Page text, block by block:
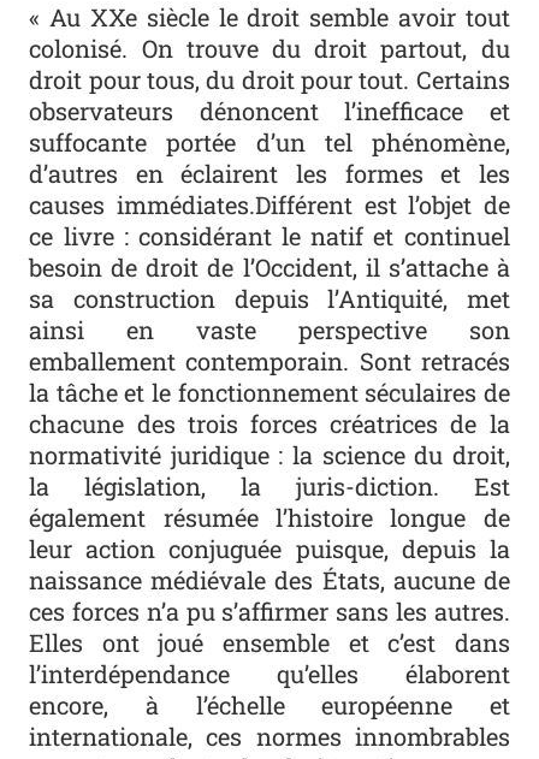
« Au XXe siècle le droit semble avoir tout
colonisé. On trouve du droit partout, du
droit pour tous, du droit pour tout. Certains
observateurs dénoncent l’inefficace et
suffocante portée d’un tel phénomène,
d’autres en éclairent les formes et les
causes immédiates.Différent est l’objet de
ce livre : considérant le natif et continuel
besoin de droit de l’Occident, il s’attache à
sa construction depuis l’Antiquité, met
ainsi en vaste perspective son
emballement contemporain. Sont retracés
la tâche et le fonctionnement séculaires de
chacune des trois forces créatrices de la
normativité juridique : la science du droit,
la législation, la juris-diction. Est
également résumée l’histoire longue de
leur action conjuguée puisque, depuis la
naissance médiévale des États, aucune de
ces forces n’a pu s’affirmer sans les autres.
Elles ont joué ensemble et c’est dans
l’interdépendance qu’elles élaborent
encore, à l’échelle européenne et
internationale, ces normes innombrables